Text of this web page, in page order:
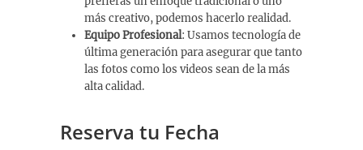
más creativo, podemos hacerlo realidad.
Equipo Profesional: Usamos tecnología de
última generación para asegurar que tanto
las fotos como los videos sean de la más
alta calidad.
Reserva tu Fecha